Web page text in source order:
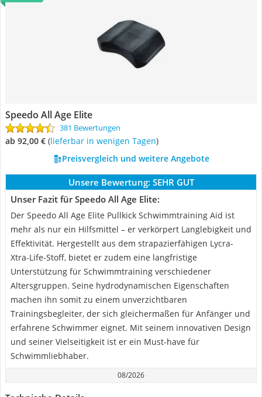
Speedo All Age Elite
381 Bewertungen
ab 92,00 € ( Lieferbar in wenigen Tagen)
Preisvergleich und weitere Angebote
Unsere Bewertung: SEHR GUT
Unser Fazit für Speedo All Age Elite:
Der Speedo All Age Elite Pullkick Schwimmtraining Aid ist
mehr als nur ein Hilfsmittel – er verkörpert Langlebigkeit und
Effektivität. Hergestellt aus dem strapazierfähigen Lycra-
Xtra-Life-Stoff, bietet er zudem eine langfristige
Unterstützung für Schwimmtraining verschiedener
Altersgruppen. Seine hydrodynamischen Eigenschaften
machen ihn somit zu einem unverzichtbaren
Trainingsbegleiter, der sich gleichermaßen für Anfänger und
erfahrene Schwimmer eignet. Mit seinem innovativen Design
und seiner Vielseitigkeit ist er ein Must-have für
Schwimmliebhaber.
08/2026